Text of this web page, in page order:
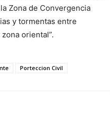
Zona de Convergencia
y tormentas entre
oriental”.
Porteccion Civil